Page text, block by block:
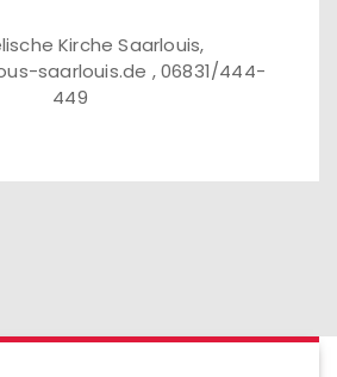
Kirche Saarlouis,
saarlouis.de , 06831/444-
449